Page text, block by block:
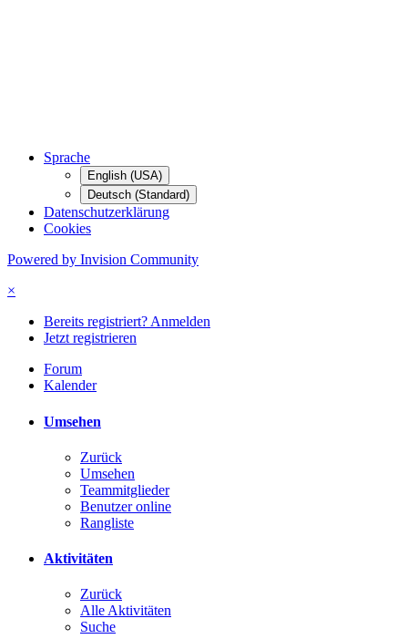
Sprache
English (USA)
Deutsch (Standard)
Datenschutzerklärung
Cookies
Powered by Invision Community
×
Bereits registriert? Anmelden
Jetzt registrieren
Forum
Kalender
Umsehen
Zurück
Umsehen
Teammitglieder
Benutzer online
Rangliste
Aktivitäten
Zurück
Alle Aktivitäten
Suche